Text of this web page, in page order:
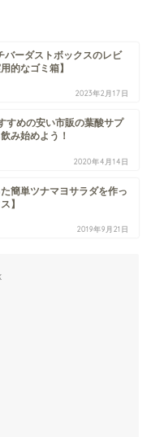
ーダストボックスのレビ
的なゴミ箱】
2023年2月17日
すめの安い市販の葉酸サプ
み始めよう！
2020年4月14日
簡単ツナマヨサラダを作っ
】
2019年9月21日